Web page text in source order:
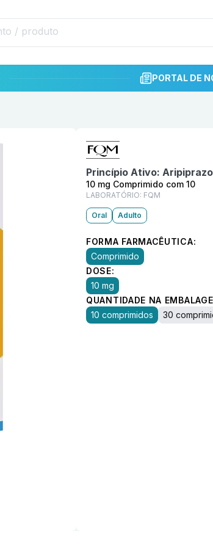
PORTAL DE
Princípio Ativo:
10 mg Comprimido com 10
LABORATÓRIO: FQM
Oral Adulto
FORMA FARMACÊUTICA:
Comprimido
DOSE:
10 mg
QUANTIDADE NA
10 comprimidos
30